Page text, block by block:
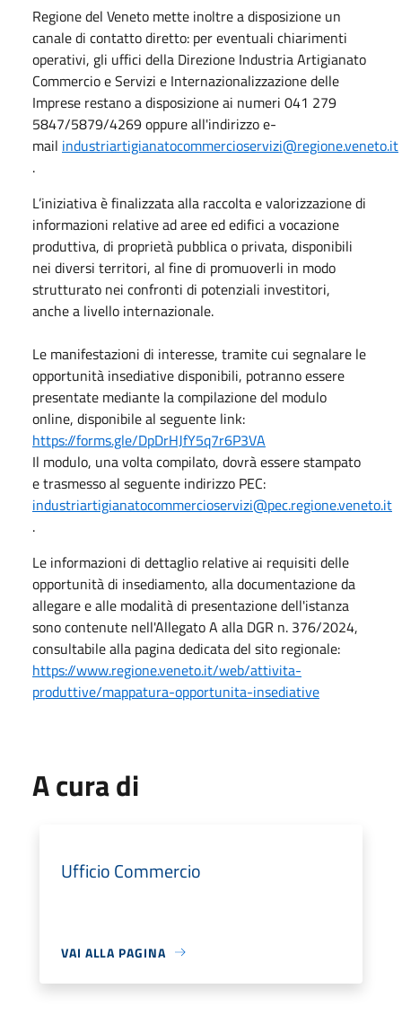
Regione del Veneto mette inoltre a disposizione un
canale di contatto diretto: per eventuali chiarimenti
operativi, gli uffici della Direzione Industria Artigianato
Commercio e Servizi e Internazionalizzazione delle
Imprese restano a disposizione ai numeri 041 279
5847/5879/4269 oppure all'indirizzo e-
mail industriartigianatocommercioservizi@regione.veneto.it
.
L’iniziativa è finalizzata alla raccolta e valorizzazione di
informazioni relative ad aree ed edifici a vocazione
produttiva, di proprietà pubblica o privata, disponibili
nei diversi territori, al fine di promuoverli in modo
strutturato nei confronti di potenziali investitori,
anche a livello internazionale.
Le manifestazioni di interesse, tramite cui segnalare le
opportunità insediative disponibili, potranno essere
presentate mediante la compilazione del modulo
online, disponibile al seguente link:
https://forms.gle/DpDrHJfY5q7r6P3VA
Il modulo, una volta compilato, dovrà essere stampato
e trasmesso al seguente indirizzo PEC:
industriartigianatocommercioservizi@pec.regione.veneto.it
.
Le informazioni di dettaglio relative ai requisiti delle
opportunità di insediamento, alla documentazione da
allegare e alle modalità di presentazione dell'istanza
sono contenute nell'Allegato A alla DGR n. 376/2024,
consultabile alla pagina dedicata del sito regionale:
https://www.regione.veneto.it/web/attivita-
produttive/mappatura-opportunita-insediative
A cura di
Ufficio Commercio
VAI ALLA PAGINA